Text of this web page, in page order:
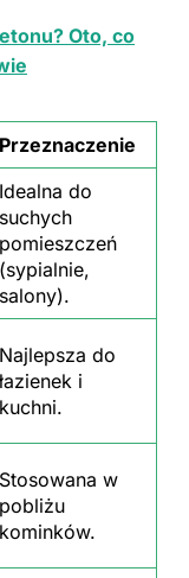
Oto, co
Przeznaczenie
Idealna do
suchych
pomieszczeń
(sypialnie,
salony).
Najlepsza do
łazienek i
kuchni.
Stosowana w
pobliżu
kominków.